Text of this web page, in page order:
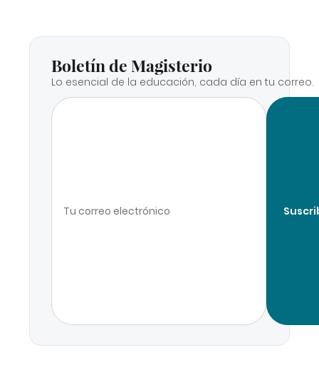
Boletín de Magisterio
Lo esencial de la educación, cada día en tu correo.